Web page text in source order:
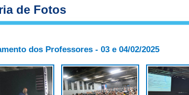
de Fotos
dos Professores - 03 e 04/02/2025